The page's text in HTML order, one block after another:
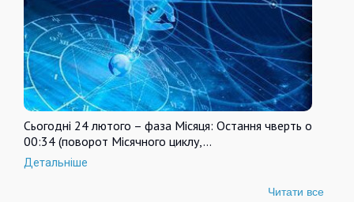
Сьогодні 24 лютого – фаза Місяця: Остання чверть о
00:34 (поворот Місячного циклу,…
Детальніше
Читати все